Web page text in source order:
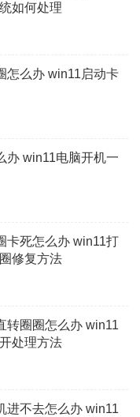
如何处理
怎么办 win11启动卡
办 win11电脑开机一
卡死怎么办 win11打
修复方法
转圈圈怎么办 win11
处理方法
进不去怎么办 win11